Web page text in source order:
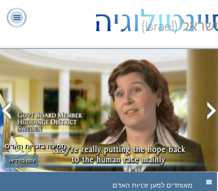
ישראל (Israel)
האברד
סיינטולוגיה?
רוחניים
שאלות
נפוצות
תמיכה בזכויות האדם
צפה בווידיאו
מאוחדים למען זכויות האדם